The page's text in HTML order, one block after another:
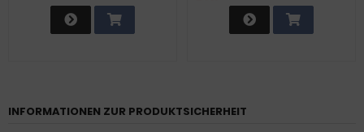
INFORMATIONEN ZUR PRODUKTSICHERHEIT